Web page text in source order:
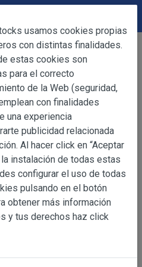
de Cerámica
Generales regulan la
del que es titular ALBERT
PERUSTOCKS).
de los productos
usamos cookies propias
con distintas finalidades.
estas cookies son
para el correcto
de la Web (seguridad,
con finalidades
una experiencia
publicidad relacionada
Al hacer click en “Aceptar
instalación de todas estas
configurar el uso de todas
pulsando en el botón
obtener más información
y tus derechos haz click